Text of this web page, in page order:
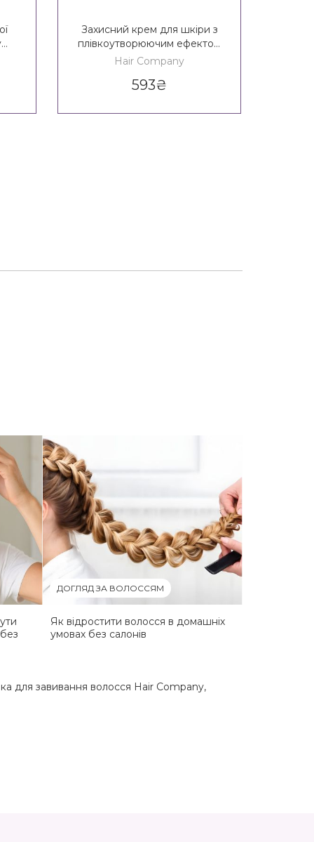
Захисний крем для шкіри з
плівкоутворюючим ефектом
Hair Company Inimitable Tech
Hair Company
593₴
ДОГЛЯД ЗА ВОЛОССЯМ
Як відростити волосся в домашніх
умовах без салонів
для завивання волосся Hair Company,